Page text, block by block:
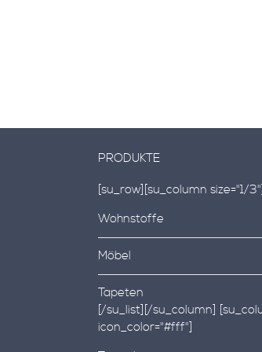
PRODUKTE
[su_row][su_column size="1/
Wohnstoffe
Möbel
Tapeten
[/su_list][/su_column]
icon_color="#fff"]